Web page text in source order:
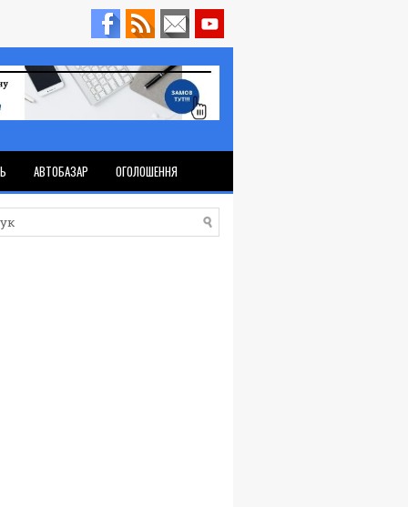
АВТОБАЗАР ОГОЛОШЕННЯ